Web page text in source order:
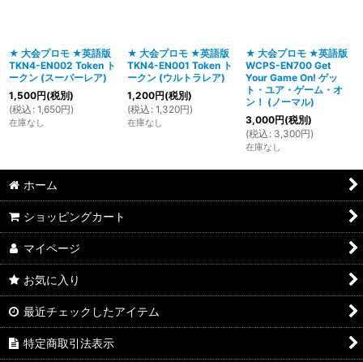
★ 大会プロモ ★英語版
TKN4-EN002 Token ト
ークン (スーパーレア)
1,500円(税別)
(税込 : 1,650円)
在庫なし
★ 大会プロモ ★英語版
TKN4-EN001 Token ト
ークン (ウルトラレア)
1,200円(税別)
(税込 : 1,320円)
在庫なし
★ 大会プロモ ★英語版
WCPS-EN700 Get
Your Game On! ゲッ
ト・ユア・ゲーム・オ
ン！ (ノーマル)
3,000円(税別)
(税込 : 3,300円)
在庫なし
ホーム
ショッピングカート
マイページ
お気に入り
最近チェックしたアイテム
特定商取引法表示